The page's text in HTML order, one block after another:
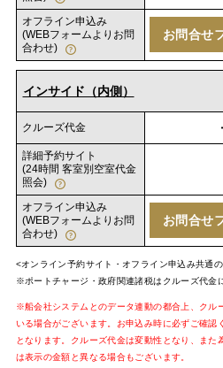
オフライン申込み
(WEBフォームよりお問
合わせ)
お問合せ
インサイド（内側）
クルーズ代金
詳細予約サイト
(24時間 客室別空室代金
照会)
オフライン申込み
(WEBフォームよりお問
合わせ)
お問合せ
<オンライン予約サイト・オフライン申込み共通
※ポートチャージ・政府関連諸税はクルーズ代金
※船会社システムとのデータ連動の都合上、クル
いる場合がございます。お申込み時に必ずご確認
となります。クルーズ代金は変動性となり、また
は表示の金額と異なる場合もございます。